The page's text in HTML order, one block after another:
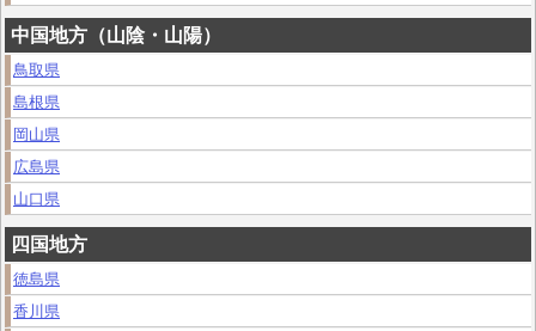
中国地方（山陰・山陽）
鳥取県
島根県
岡山県
広島県
山口県
四国地方
徳島県
香川県